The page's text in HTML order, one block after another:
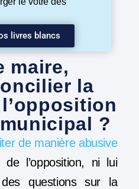
livres blancs
maire,
la
?
de manière abusive
l’opposition, ni lui
questions sur la